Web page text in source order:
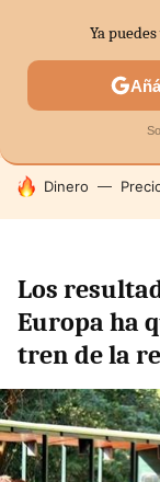
SECTORES
HOY SE HABLA
Dinero
Los
Europa ha
tren de la
Ya